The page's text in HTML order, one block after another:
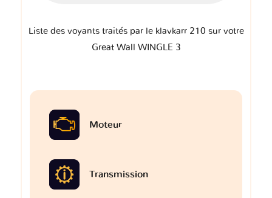
Liste des voyants traités par le klavkarr 210 sur votre
Great Wall WINGLE 3
Moteur
Transmission